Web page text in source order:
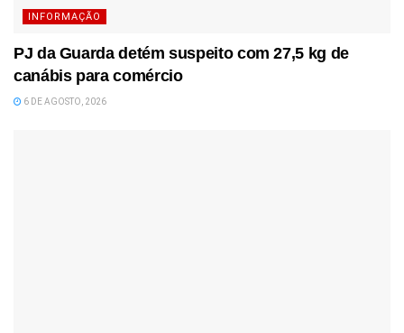
INFORMAÇÃO
PJ da Guarda detém suspeito com 27,5 kg de
canábis para comércio
6 DE AGOSTO, 2026